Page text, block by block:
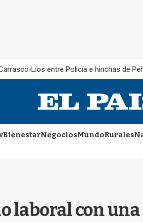
Líos entre Policía e hinchas de
BienestarNegociosMundoRurales
laboral con